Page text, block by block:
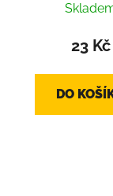
z
23 Kč
DO